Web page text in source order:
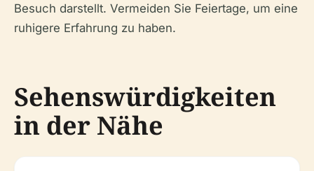
Besuch darstellt. Vermeiden Sie Feiertage, um eine
ruhigere Erfahrung zu haben.
Sehenswürdigkeiten
in der Nähe